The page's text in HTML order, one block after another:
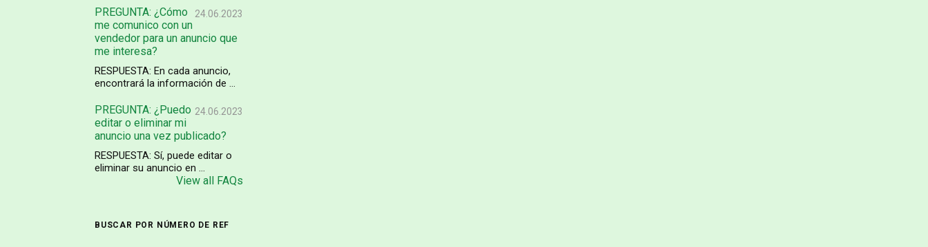
24.06.2023
PREGUNTA: ¿Cómo
me comunico con un
vendedor para un anuncio que
me interesa?
RESPUESTA: En cada anuncio,
encontrará la información de ...
24.06.2023
PREGUNTA: ¿Puedo
editar o eliminar mi
anuncio una vez publicado?
RESPUESTA: Sí, puede editar o
eliminar su anuncio en ...
View all FAQs
BUSCAR POR NÚMERO DE REF